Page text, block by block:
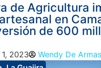
de Agricultura
en
de 600
2023
Wendy De Armas